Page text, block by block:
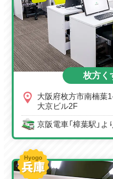
枚方く
大阪府枚方市南楠葉
大京ビル2F
京阪電車「樟葉駅」よ